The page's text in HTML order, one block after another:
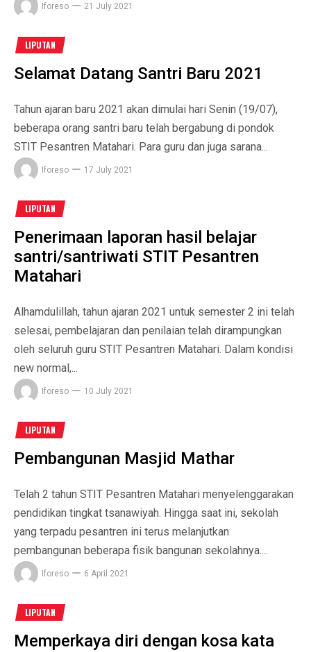
Iforeso 21 July 2021
LIPUTAN
Selamat Datang Santri Baru 2021
Tahun ajaran baru 2021 akan dimulai hari Senin (19/07),
beberapa orang santri baru telah bergabung di pondok
STIT Pesantren Matahari. Para guru dan juga sarana...
Iforeso 17 July 2021
LIPUTAN
Penerimaan laporan hasil belajar
santri/santriwati STIT Pesantren
Matahari
Alhamdulillah, tahun ajaran 2021 untuk semester 2 ini telah
selesai, pembelajaran dan penilaian telah dirampungkan
oleh seluruh guru STIT Pesantren Matahari. Dalam kondisi
new normal,...
Iforeso 10 July 2021
LIPUTAN
Pembangunan Masjid Mathar
Telah 2 tahun STIT Pesantren Matahari menyelenggarakan
pendidikan tingkat tsanawiyah. Hingga saat ini, sekolah
yang terpadu pesantren ini terus melanjutkan
pembangunan beberapa fisik bangunan sekolahnya....
Iforeso 6 April 2021
LIPUTAN
Memperkaya diri dengan kosa kata